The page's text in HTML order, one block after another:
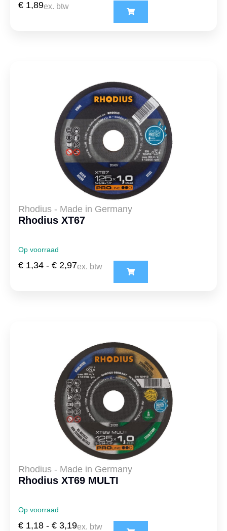
€ 1,89ex. btw
Rhodius - Made in Germany
Rhodius XT67
Op voorraad
€ 1,34 - € 2,97ex. btw
Rhodius - Made in Germany
Rhodius XT69 MULTI
Op voorraad
€ 1,18 - € 3,19ex. btw